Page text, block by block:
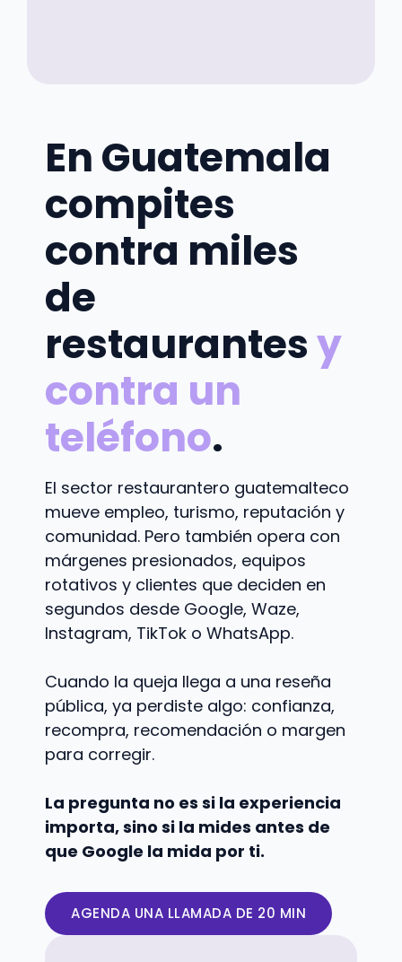
En Guatemala
compites
contra miles
de
restaurantesy
contra un
teléfono.
El sector restaurantero guatemalteco
mueve empleo, turismo, reputación y
comunidad. Pero también opera con
márgenes presionados, equipos
rotativos y clientes que deciden en
segundos desde Google, Waze,
Instagram, TikTok o WhatsApp.
Cuando la queja llega a una reseña
pública, ya perdiste algo: confianza,
recompra, recomendación o margen
para corregir.
La pregunta no es si la experiencia
importa, sino si la mides antes de
que Google la mida por ti.
AGENDA UNA LLAMADA DE 20 MIN